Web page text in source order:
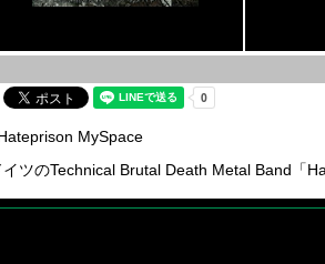
MySpace
イツのTechnical Brutal Death Metal Band「